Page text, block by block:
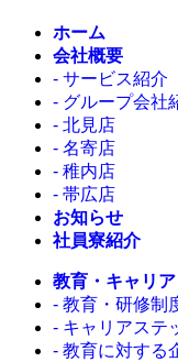
ホーム
会社概要
- サービス紹介
- グループ会社
- 北見店
- 名寄店
- 稚内店
- 帯広店
お知らせ
社員寮紹介
教育・キャリア
- 教育・研修制
- キャリアステ
- 教育に対する